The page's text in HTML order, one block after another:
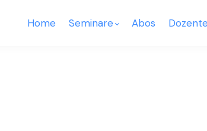
Home Seminare Abos